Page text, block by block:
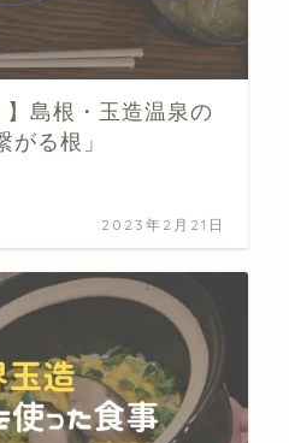
】島根・玉造温泉の
がる根」
2023年2月21日